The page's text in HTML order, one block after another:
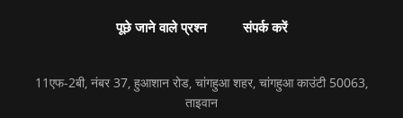
पूछे जाने वाले प्रश्न संपर्क करें
11एफ-2बी, नंबर 37, हुआशान रोड, चांगहुआ शहर, चांगहुआ काउंटी 50063,
ताइवान